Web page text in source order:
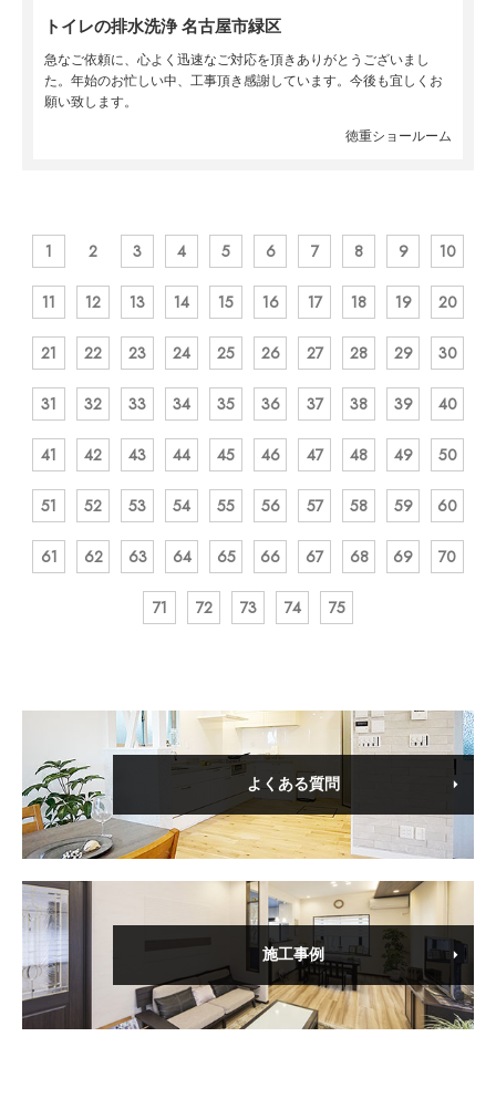
トイレの排水洗浄 名古屋市緑区
急なご依頼に、心よく迅速なご対応を頂きありがとうございまし
た。年始のお忙しい中、工事頂き感謝しています。今後も宜しくお
願い致します。
徳重ショールーム
1 2 3 4 5 6 7 8 9 10
11 12 13 14 15 16 17 18 19 20
21 22 23 24 25 26 27 28 29 30
31 32 33 34 35 36 37 38 39 40
41 42 43 44 45 46 47 48 49 50
51 52 53 54 55 56 57 58 59 60
61 62 63 64 65 66 67 68 69 70
71 72 73 74 75
よくある質問
施工事例